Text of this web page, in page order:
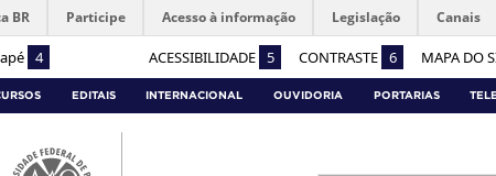
4 ACESSIBILIDADE 5 CONTRASTE 6 MAPA DO
BR Participe Acesso à informação Legislação Canais
EDITAIS INTERNACIONAL OUVIDORIA PORTARIAS